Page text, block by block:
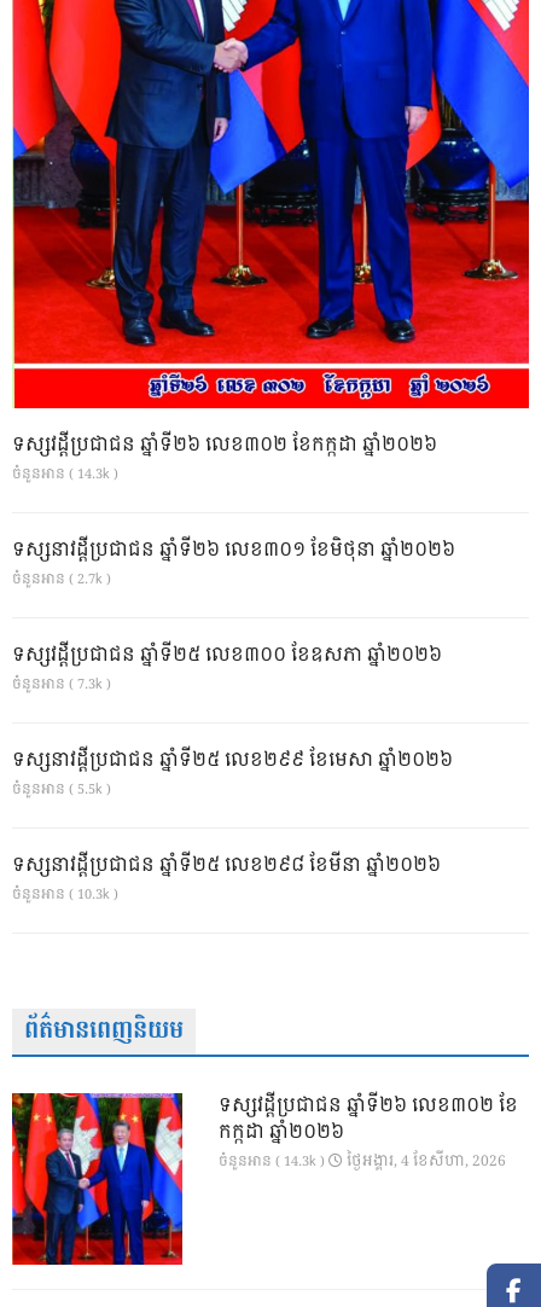
ទស្សវដ្តីប្រជាជន ឆ្នាំទី២៦ លេខ៣០២ ខែកក្កដា ឆ្នាំ២០២៦
ចំនួនអាន ( 14.3k )
ទស្សនាវដ្ដីប្រជាជន ឆ្នាំទី២៦ លេខ៣០១ ខែមិថុនា ឆ្នាំ២០២៦
ចំនួនអាន ( 2.7k )
ទស្សវដ្តីប្រជាជន ឆ្នាំទី២៥ លេខ៣០០ ខែឧសភា ឆ្នាំ២០២៦
ចំនួនអាន ( 7.3k )
ទស្សនាវដ្ដីប្រជាជន ឆ្នាំទី២៥ លេខ២៩៩ ខែមេសា ឆ្នាំ២០២៦
ចំនួនអាន ( 5.5k )
ទស្សនាវដ្ដីប្រជាជន ឆ្នាំទី២៥ លេខ២៩៨ ខែមីនា ឆ្នាំ២០២៦
ចំនួនអាន ( 10.3k )
ព័ត៌មានពេញនិយម
ទស្សវដ្តីប្រជាជន ឆ្នាំទី២៦ លេខ៣០២ ខែ
កក្កដា ឆ្នាំ២០២៦
ចំនួនអាន ( 14.3k ) ថ្ងៃ​អង្គារ, 4 ខែ​សីហា, 2026